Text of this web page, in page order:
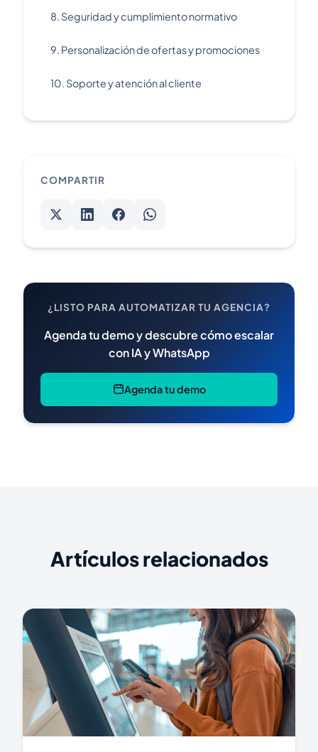
8. Seguridad y cumplimiento normativo
9. Personalización de ofertas y promociones
10. Soporte y atención al cliente
COMPARTIR
¿LISTO PARA AUTOMATIZAR TU AGENCIA?
Agenda tu demo y descubre cómo escalar
con IA y WhatsApp
Agenda tu demo
Artículos relacionados